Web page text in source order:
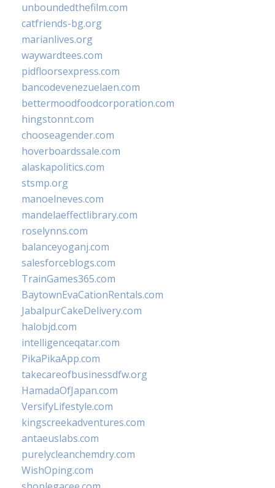
unboundedthefilm.com
catfriends-bg.org
marianlives.org
waywardtees.com
pidfloorsexpress.com
bancodevenezuelaen.com
bettermoodfoodcorporation.com
hingstonnt.com
chooseagender.com
hoverboardssale.com
alaskapolitics.com
stsmp.org
manoelneves.com
mandelaeffectlibrary.com
roselynns.com
balanceyoganj.com
salesforceblogs.com
TrainGames365.com
BaytownEvaCationRentals.com
JabalpurCakeDelivery.com
halobjd.com
intelligenceqatar.com
PikaPikaApp.com
takecareofbusinessdfw.org
HamadaOfJapan.com
VersifyLifestyle.com
kingscreekadventures.com
antaeuslabs.com
purelycleanchemdry.com
WishOping.com